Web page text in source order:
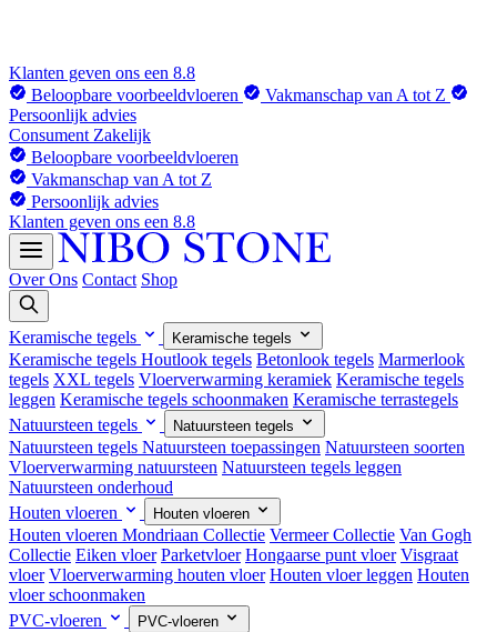
Klanten geven ons een 8.8
Beloopbare voorbeeldvloeren
Vakmanschap van A tot Z
Persoonlijk advies
Consument Zakelijk
Beloopbare voorbeeldvloeren
Vakmanschap van A tot Z
Persoonlijk advies
Klanten geven ons een 8.8
Over Ons Contact Shop
Keramische tegels Keramische tegels
Keramische tegels Houtlook tegels Betonlook tegels Marmerlook
tegels XXL tegels Vloerverwarming keramiek Keramische tegels
leggen Keramische tegels schoonmaken Keramische terrastegels
Natuursteen tegels
Natuursteen tegels
Natuursteen tegels Natuursteen toepassingen Natuursteen soorten
Vloerverwarming natuursteen Natuursteen tegels leggen
Natuursteen onderhoud
Houten vloeren
Houten vloeren
Houten vloeren Mondriaan Collectie Vermeer Collectie Van Gogh
Collectie Eiken vloer Parketvloer Hongaarse punt vloer Visgraat
vloer Vloerverwarming houten vloer Houten vloer leggen Houten
vloer schoonmaken
PVC-vloeren
PVC-vloeren